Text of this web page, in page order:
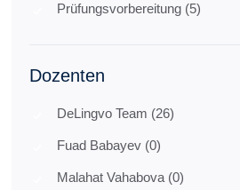
Prüfungsvorbereitung (5)
Dozenten
DeLingvo Team (26)
Fuad Babayev (0)
Malahat Vahabova (0)